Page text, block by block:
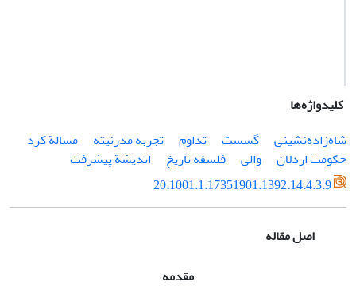
کلیدواژه‌ها
شاه‌زاده‌نشینی
گسست تداوم تجربه مدرنیته
مسالة کرد
حکومت اردلان
والی فلسفه تاریخ
اندیشة پیشرفت
20.1001.1.17351901.1392.14.4.3.9
اصل مقاله
مقدمه